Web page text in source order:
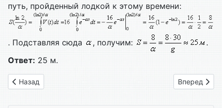
путь, пройденный лодкой к этому времени:
. Подставляя сюда , получим:
.
Ответ: 25 м.
Предыдущий: Вариант № 15
Назад Следующий:
Вперед